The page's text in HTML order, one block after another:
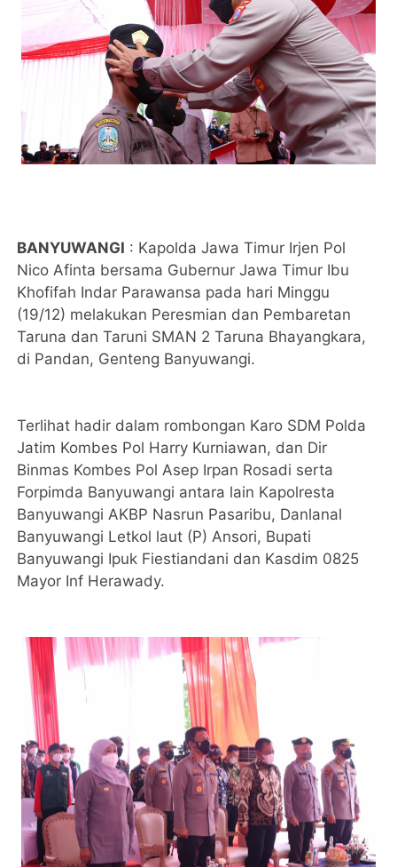
BANYUWANGI : Kapolda Jawa Timur Irjen Pol
Nico Afinta bersama Gubernur Jawa Timur Ibu
Khofifah Indar Parawansa pada hari Minggu
(19/12) melakukan Peresmian dan Pembaretan
Taruna dan Taruni SMAN 2 Taruna Bhayangkara,
di Pandan, Genteng Banyuwangi.
Terlihat hadir dalam rombongan Karo SDM Polda
Jatim Kombes Pol Harry Kurniawan, dan Dir
Binmas Kombes Pol Asep Irpan Rosadi serta
Forpimda Banyuwangi antara lain Kapolresta
Banyuwangi AKBP Nasrun Pasaribu, Danlanal
Banyuwangi Letkol laut (P) Ansori, Bupati
Banyuwangi Ipuk Fiestiandani dan Kasdim 0825
Mayor Inf Herawady.